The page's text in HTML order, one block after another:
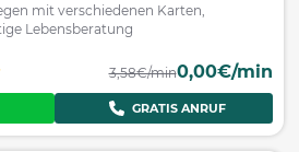
mit verschiedenen Karten,
Lebensberatung
3,58€/min0,00€/min
GRATIS ANRUF